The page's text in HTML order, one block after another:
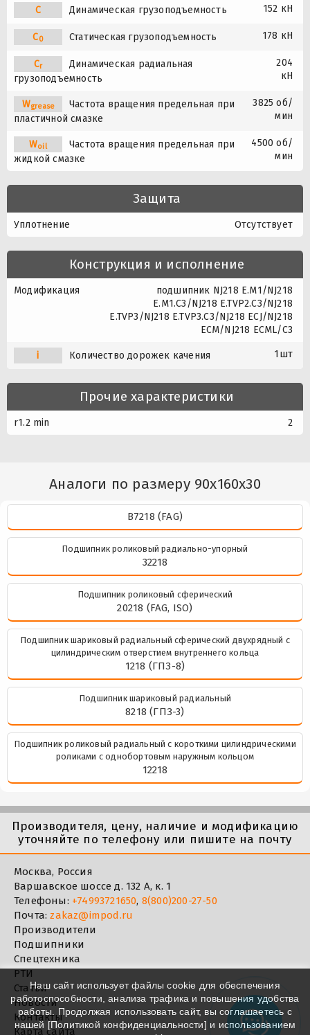
C Динамическая грузоподъемность 152 кН
C0 Статическая грузоподъемность 178 кН
Cr
Динамическая радиальная
грузоподъемность
204
кН
Wgrease
Частота вращения предельная при
пластичной смазке
3825 об/
мин
Woil
Частота вращения предельная при
жидкой смазке
4500 об/
мин
Защита
Уплотнение Отсутствует
Конструкция и исполнение
Модификация
подшипник NJ218 E.M1/NJ218
E.M1.C3/NJ218 E.TVP2.C3/NJ218
E.TVP3/NJ218 E.TVP3.C3/NJ218 ECJ/NJ218
ECM/NJ218 ECML/C3
i Количество дорожек качения 1шт
Прочие характеристики
r1.2 min 2
Аналоги по размеру 90x160x30
B7218 (FAG)
Подшипник роликовый радиально-упорный
32218
Подшипник роликовый сферический
20218 (FAG, ISO)
Подшипник шариковый радиальный сферический двухрядный с
цилиндрическим отверстием внутреннего кольца
1218 (ГПЗ-8)
Подшипник шариковый радиальный
8218 (ГПЗ-3)
Подшипник роликовый радиальный с короткими цилиндрическими
роликами с однобортовым наружным кольцом
12218
Производителя, цену, наличие и модификацию
уточняйте по телефону или пишите на почту
Москва, Россия
Варшавское шоссе д. 132 А, к. 1
Телефоны: +74993721650, 8(800)200-27-50
Почта:zakaz@impod.ru
Производители
Подшипники
Спецтехника
РТИ
Статьи
Новости
Контакты
Карта сайта
Наш сайт использует файлы cookie для обеспечения
работоспособности, анализа трафика и повышения удобства
работы. Продолжая использовать сайт, вы соглашаетесь с
нашей [Политикой конфиденциальности] и использованием